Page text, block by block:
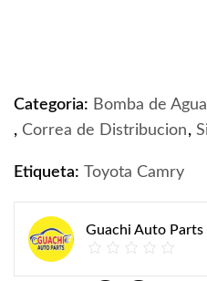
Categoria: Bomba de Agua
, Correa de Distribucion,
Etiqueta: Toyota Camry
Guachi Auto Parts